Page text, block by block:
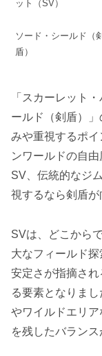
ット（SV）
ソード・シールド（剣
盾）
「スカーレット
ールド（剣盾）
みや重視するポ
ンワールドの自
SV、伝統的なジ
視するなら剣盾が
SVは、どこから
大なフィールド
安定さが指摘さ
る要素となりま
やワイルドエリ
を残したバランス